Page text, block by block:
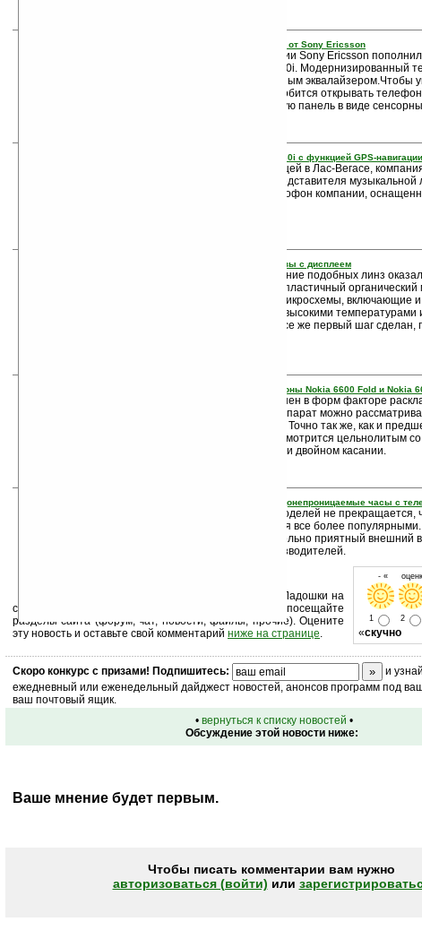
16. W980i — старший телефон-плеер от Sony Ericsson
Ряд телефонов-плееров компании Sony Ericsson
музыкальной раскладушкой W980i. Модернизированный
Walkman оснащён восьмиполосным эквалайзером.Чтобы
воспроизведения, вам не понадобится открывать
управления вынесены на лицевую панель в виде
17. Музыкальный Sony Ericsson W760i с функцией GPS-навигации
На выставке CES 2008 проходящей в Лас-Вегасе,
продемонстрировала нового представителя музыкальной
телефон W760i. Это первый музофон компании,
18. Ученые сделали контактные линзы с дисплеем
Как рассказывают ученые, создание подобных линз
задачей. Связано это с тем, что пластичный
является очень деликатным. А микросхемы, включающие и
материалы, отождествляются с высокими температурами
химическими компонентами. И все же первый шаг сделан,
19. Nokia представила новые телефоны Nokia 6600 Fold и Nokia
Телефон Nokia 6600 Fold выполнен в форм факторе
одним нажатием кнопки. Этот аппарат можно
замену раскладушке Nokia 6555. Точно так же, как и
аппарат в открытом состоянии смотрится цельнолитым
дисплеем, «проявляющимся» при двойном касании.
20. EP2502 — противоударные и водонепроницаемые часы с
Судя по тому, что поток новых моделей не
функциями телефона становятся все более
один из них. Новинка имеет довольно приятный внешний
наручных часов известных производителей.
- «
1 2
«скучно
Устанавливайте линк на Ладошки на
своих сайтах, изучайте коммерческую информацию, посещайте
разделы сайта (форум, чат, новости, файлы, прочие). Оцените
эту новость и оставьте свой комментарий ниже на странице.
Скоро конкурс с призами! Подпишитесь:
и
ежедневный или еженедельный дайджест новостей, анонсов программ под
ваш почтовый ящик.
• вернуться к списку новостей •
Обсуждение этой новости ниже:
Ваше мнение будет первым.
Чтобы писать комментарии вам нужно
авторизоваться (войти) или